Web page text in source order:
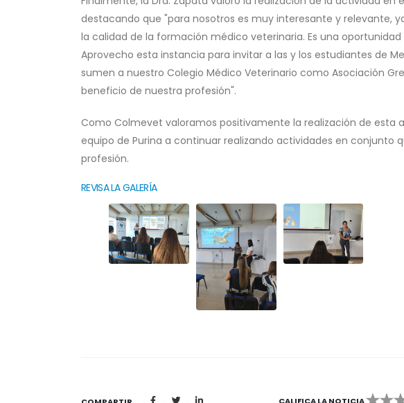
destacando que "para nosotros es muy interesante y relevante,
la calidad de la formación médico veterinaria. Es una
Aprovecho esta instancia para invitar a las y los estudiantes de
sumen a nuestro Colegio Médico Veterinario como Asociación
beneficio de nuestra profesión".
Como Colmevet valoramos positivamente la realización de esta
equipo de Purina a continuar realizando actividades en conjunto
profesión.
REVISA LA GALERÍA